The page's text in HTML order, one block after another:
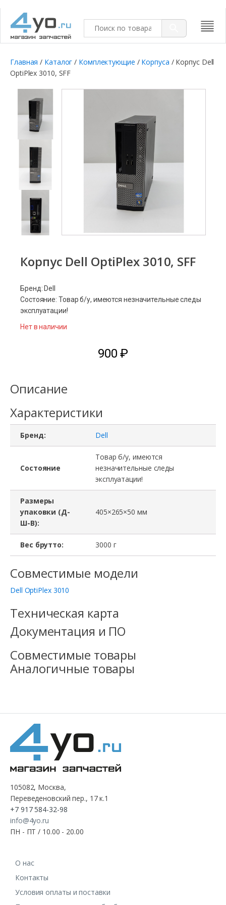
Главная / Каталог / Комплектующие / Корпуса / Корпус Dell
OptiPlex 3010, SFF
Корпус Dell OptiPlex 3010, SFF
Бренд: Dell
Состояние: Товар б/у, имеются незначительные следы
эксплуатации!
Нет в наличии
900₽
Описание
Характеристики
Бренд: Dell
Состояние
Товар б/у, имеются
незначительные следы
эксплуатации!
Размеры
упаковки (Д-
Ш-В):
405×265×50 мм
Вес брутто: 3000 г
Совместимые модели
Dell OptiPlex 3010
Техническая карта
Документация и ПО
Совместимые товары
Аналогичные товары
105082, Москва,
Переведеновский пер., 17 к.1
+7 917 584-32-98
info@4yo.ru
ПН - ПТ / 10.00 - 20.00
О нас
Контакты
Условия оплаты и поставки